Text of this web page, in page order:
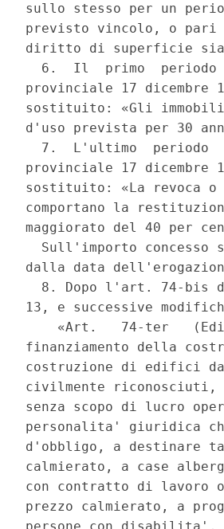
sullo stesso per un
previsto vincolo, o
diritto di superficie sia
6.  Il  primo  periodo
provinciale 17
sostituito: «Gli immobili
d'uso prevista per 30
7.  L'ultimo  periodo
provinciale 17
sostituito: «La revoca o
comportano la
maggiorato del 40 per
Sull'importo concesso
dalla data
8. Dopo l'art. 74-bis
13, e successive
«Art.   74-ter
finanziamento della
costruzione di edifici
civilmente
senza scopo di lucro
personalita' giuridica
d'obbligo, a destinare
calmierato, a case
con contratto di lavoro
prezzo calmierato, a